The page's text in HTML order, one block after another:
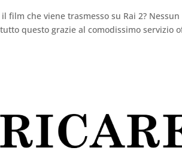
film che viene trasmesso su Rai 2?
questo grazie al comodissimo servizio